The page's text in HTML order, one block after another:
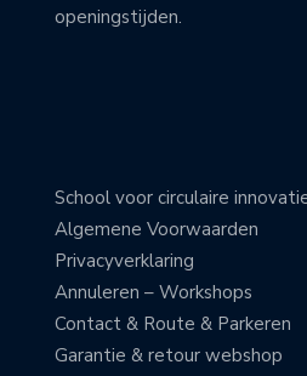
openingstijden.
School voor circulaire
Algemene Voorwaarden
Privacyverklaring
Annuleren – Workshops
Contact & Route & Parkeren
Garantie & retour webshop